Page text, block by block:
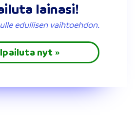
lainasi!
edullisen vaihtoehdon.
nyt »